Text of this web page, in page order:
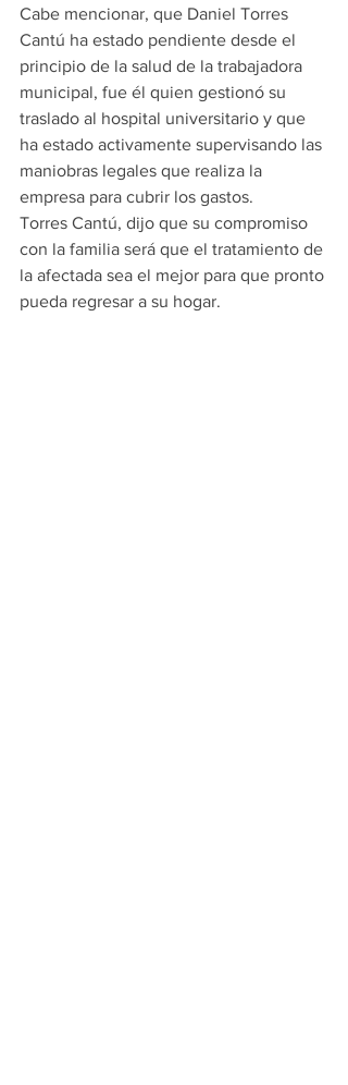
Cabe mencionar, que Daniel Torres
Cantú ha estado pendiente desde el
principio de la salud de la trabajadora
municipal, fue él quien gestionó su
traslado al hospital universitario y que
ha estado activamente supervisando las
maniobras legales que realiza la
empresa para cubrir los gastos.
Torres Cantú, dijo que su compromiso
con la familia será que el tratamiento de
la afectada sea el mejor para que pronto
pueda regresar a su hogar.